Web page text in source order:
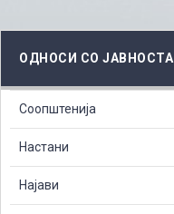
ОДНОСИ СО ЈАВНОСТА
Соопштенија
Настани
Најави